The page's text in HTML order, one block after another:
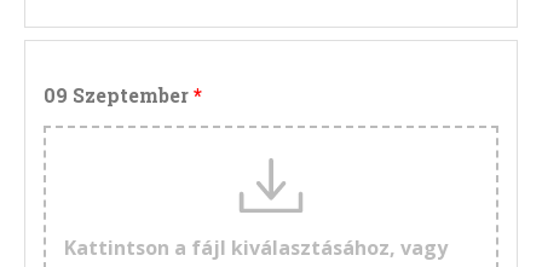
09 Szeptember
Kattintson a fájl kiválasztásához, vagy